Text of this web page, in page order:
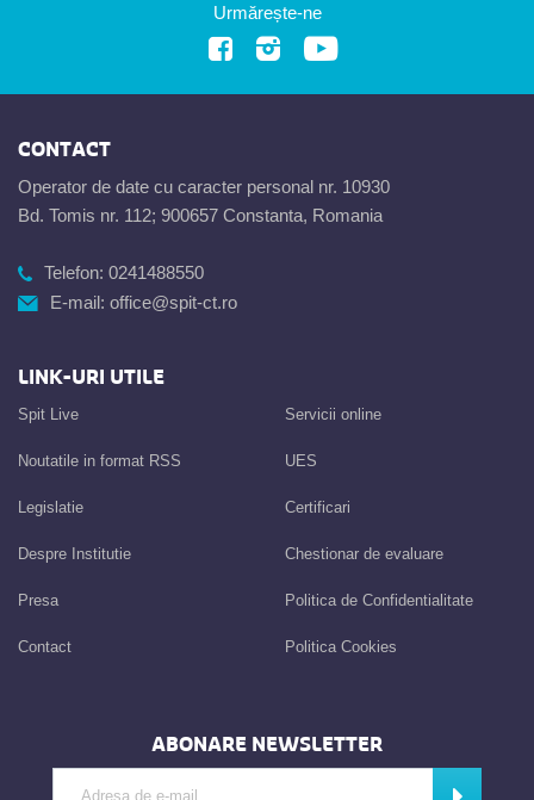
Urmărește-ne
CONTACT
Operator de date cu caracter personal nr. 10930
Bd. Tomis nr. 112; 900657 Constanta, Romania
Telefon: 0241488550
E-mail: office@spit-ct.ro
LINK-URI UTILE
Spit Live
Noutatile in format RSS
Legislatie
Despre Institutie
Presa
Contact
Servicii online
UES
Certificari
Chestionar de evaluare
Politica de Confidentialitate
Politica Cookies
ABONARE NEWSLETTER